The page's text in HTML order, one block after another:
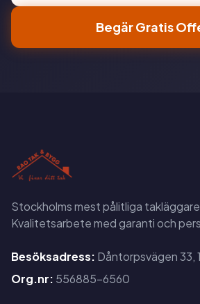
Begär Gratis
Stockholms mest pålitliga
Kvalitetsarbete med garanti och
Besöksadress: Dåntorpsvägen 33,
Org.nr: 556885-6560